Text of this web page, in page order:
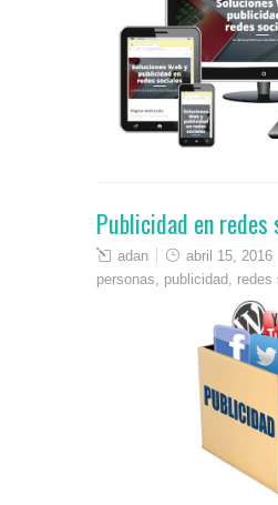
Publicidad en
adan abril 15, 2016
personas, publicidad, redes